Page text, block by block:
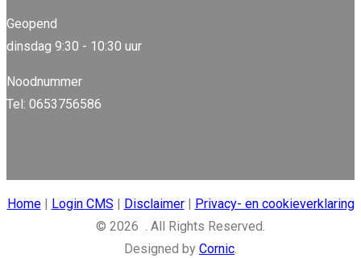
Geopend
dinsdag 9:30 - 10:30 uur
Noodnummer
Tel: 0653756586
Home| Login CMS Disclaimer|
Privacy- en cookieverklaring
© 2026 . All Rights Reserved.
Designed by Cornic.